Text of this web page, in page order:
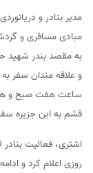
مدیر بنادر و
مبادی مسافری و
و علاقه‌ مندان سفر به
قشم به این جزیره
اشتری، فعالیت
روزی اعلام کرد و